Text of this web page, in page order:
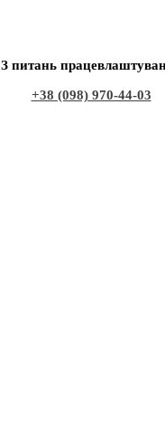
З питань
+38 (098) 970-44-03